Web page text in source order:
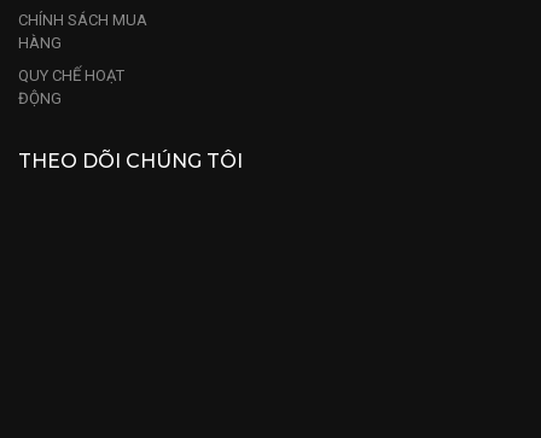
CHÍNH SÁCH MUA
HÀNG
QUY CHẾ HOẠT
ĐỘNG
THEO DÕI CHÚNG TÔI